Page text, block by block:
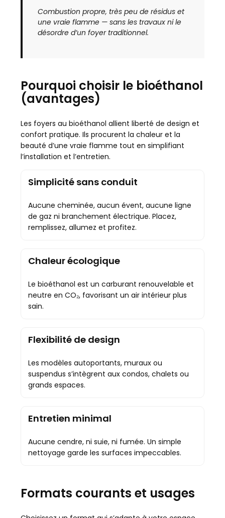
Combustion propre, très peu de résidus et
une vraie flamme — sans les travaux ni le
désordre d’un foyer traditionnel.
Pourquoi choisir le bioéthanol
(avantages)
Les foyers au bioéthanol allient liberté de design et
confort pratique. Ils procurent la chaleur et la
beauté d’une vraie flamme tout en simplifiant
l’installation et l’entretien.
Simplicité sans conduit
Aucune cheminée, aucun évent, aucune ligne
de gaz ni branchement électrique. Placez,
remplissez, allumez et profitez.
Chaleur écologique
Le bioéthanol est un carburant renouvelable et
neutre en CO₂, favorisant un air intérieur plus
sain.
Flexibilité de design
Les modèles autoportants, muraux ou
suspendus s’intègrent aux condos, chalets ou
grands espaces.
Entretien minimal
Aucune cendre, ni suie, ni fumée. Un simple
nettoyage garde les surfaces impeccables.
Formats courants et usages